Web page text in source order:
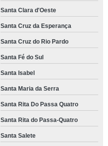
Santa Clara d'Oeste
Santa Cruz da Esperança
Santa Cruz do Rio Pardo
Santa Fé do Sul
Santa Isabel
Santa Maria da Serra
Santa Rita Do Passa Quatro
Santa Rita do Passa-Quatro
Santa Salete